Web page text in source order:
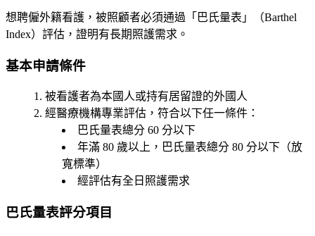
想聘僱外籍看護，被照顧者必須通過「巴氏量表」（Barthel
Index）評估，證明有長期照護需求。
基本申請條件
被看護者為本國人或持有居留證的外國人
經醫療機構專業評估，符合以下任一條件：
巴氏量表總分 60 分以下
年滿 80 歲以上 ，巴氏量表總分 80 分以下 （放
寬標準）
經評估有全日照護需求
巴氏量表評分項目